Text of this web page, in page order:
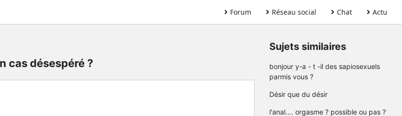
Forum Réseau social Chat Actu
cas désespéré ?
Sujets similaires
bonjour y-a - t -il des sapiosexuels
parmis vous ?
Désir que du désir
l'anal.... orgasme ? possible ou pas ?